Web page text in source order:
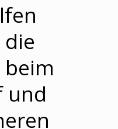
die
beim
und